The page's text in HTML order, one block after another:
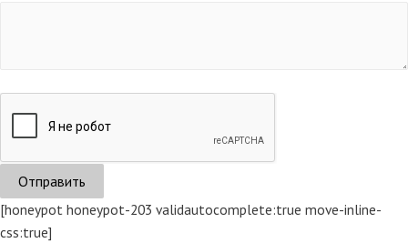
[honeypot honeypot-203 validautocomplete:true move-inline-
css:true]